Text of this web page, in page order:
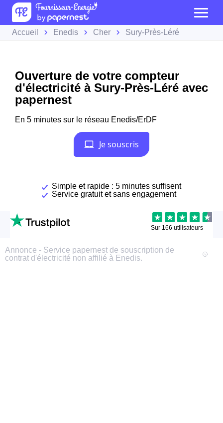
Accueil Enedis Cher Sury-Près-Léré